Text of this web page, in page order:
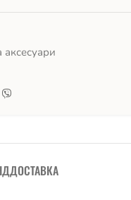
ДОСТАВКА